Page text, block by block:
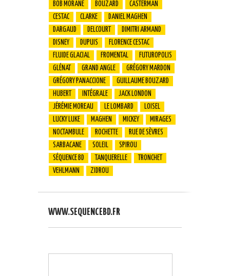
BOB MORANE
BOUZARD
CASTERMAN
CESTAC
CLARKE
DANIEL MAGHEN
DARGAUD
DELCOURT
DIMITRI ARMAND
DISNEY
DUPUIS
FLORENCE CESTAC
FLUIDE GLACIAL
FROMENTAL
FUTUROPOLIS
GLÉNAT
GRAND ANGLE
GRÉGORY MARDON
GRÉGORY PANACCIONE
GUILLAUME BOUZARD
HUBERT
INTÉGRALE
JACK LONDON
JÉRÉMIE MOREAU
LE LOMBARD
LOISEL
LUCKY LUKE
MAGHEN MICKEY
MIRAGES
NOCTAMBULE
ROCHETTE
RUE DE SÈVRES
SARBACANE
SOLEIL
SPIROU
SÉQUENCE BD
TANQUERELLE
TRONCHET
VEHLMANN
ZIDROU
WWW.SEQUENCEBD.FR